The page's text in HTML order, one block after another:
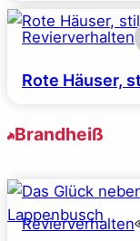
Revierverhalten
Rote Häuser,
Brandheiß
Revierverhalten